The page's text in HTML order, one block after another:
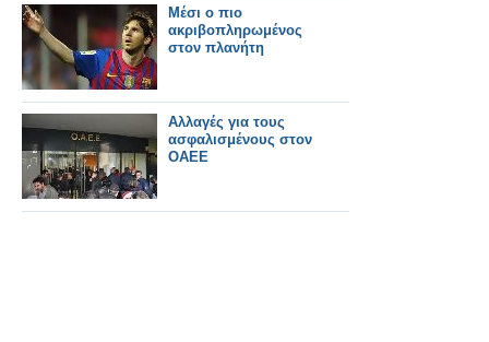
Μέσι ο πιο
ακριβοπληρωμένος
στον πλανήτη
Αλλαγές για τους
ασφαλισμένους στον
ΟΑΕΕ